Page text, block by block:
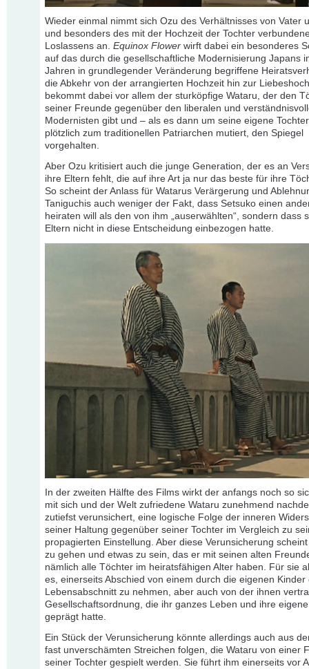
Wieder einmal nimmt sich Ozu des Verhältnisses von Vater
und besonders des mit der Hochzeit der Tochter
Loslassens an. Equinox Flower wirft dabei ein besonderes
auf das durch die gesellschaftliche Modernisierung Japans
Jahren in grundlegender Veränderung begriffene
die Abkehr von der arrangierten Hochzeit hin zur
bekommt dabei vor allem der sturköpfige Wataru, der den
seiner Freunde gegenüber den liberalen und
Modernisten gibt und – als es dann um seine eigene
plötzlich zum traditionellen Patriarchen mutiert, den Spiegel
vorgehalten.
Aber Ozu kritisiert auch die junge Generation, der es an
ihre Eltern fehlt, die auf ihre Art ja nur das beste für ihre
So scheint der Anlass für Watarus Verärgerung und
Taniguchis auch weniger der Fakt, dass Setsuko einen
heiraten will als den von ihm „auserwählten“, sondern dass
Eltern nicht in diese Entscheidung einbezogen hatte.
In der zweiten Hälfte des Films wirkt der anfangs noch so
mit sich und der Welt zufriedene Wataru zunehmend
zutiefst verunsichert, eine logische Folge der inneren
seiner Haltung gegenüber seiner Tochter im Vergleich zu
propagierten Einstellung. Aber diese Verunsicherung
zu gehen und etwas zu sein, das er mit seinen alten
nämlich alle Töchter im heiratsfähigen Alter haben. Für sie
es, einerseits Abschied von einem durch die eigenen Kinder
Lebensabschnitt zu nehmen, aber auch von der ihnen
Gesellschaftsordnung, die ihr ganzes Leben und ihre
geprägt hatte.
Ein Stück der Verunsicherung könnte allerdings auch aus
fast unverschämten Streichen folgen, die Wataru von einer
seiner Tochter gespielt werden. Sie führt ihm einerseits vor